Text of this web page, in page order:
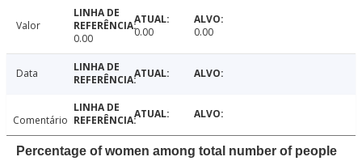
Valor
0.00
0.00 0.00
Data
Comentário
Percentage of women among total number of people